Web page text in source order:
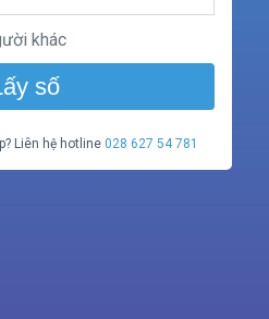
khác
số
Liên hệ hotline028 627 54 781